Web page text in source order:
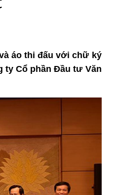
áo thi đấu với chữ ký
ty Cổ phần Đầu tư Văn